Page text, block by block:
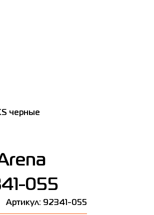
черные
055
Артикул: 92341-055